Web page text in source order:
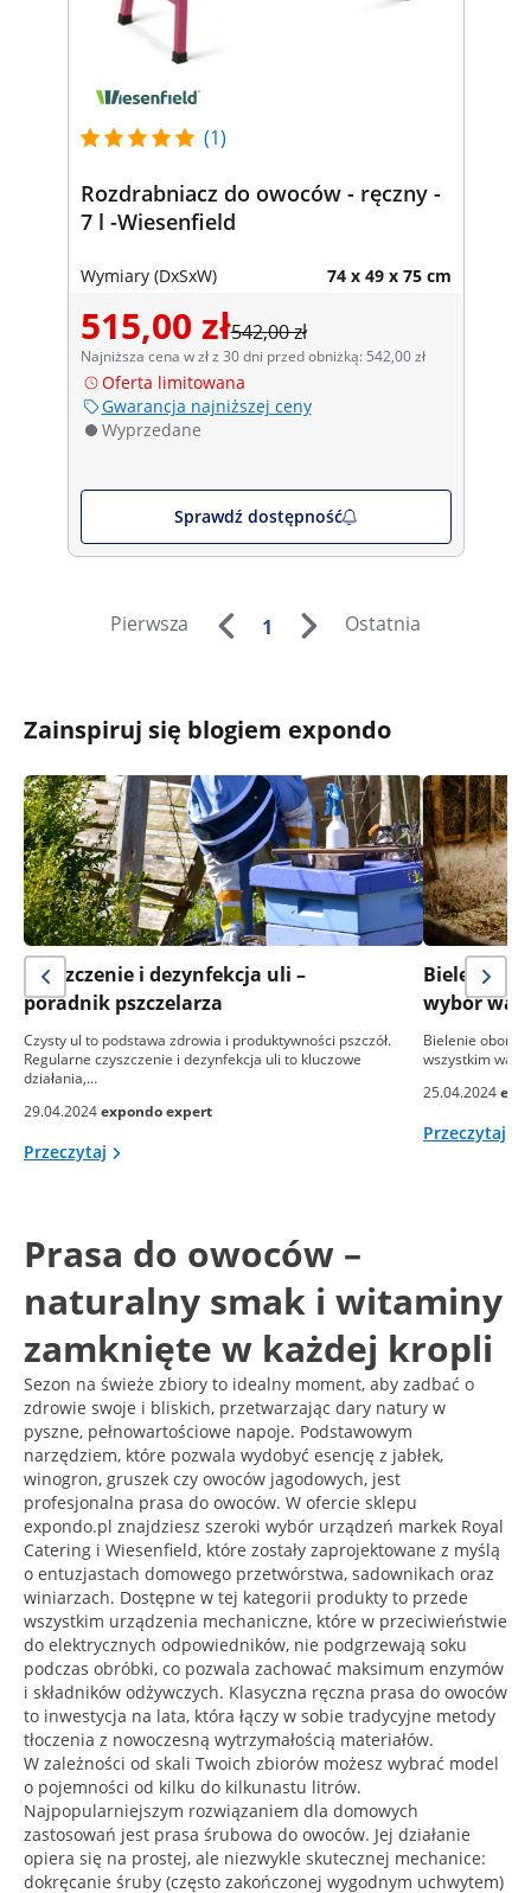
(1)
Rozdrabniacz do owoców - ręczny -
7 l -Wiesenfield
Wymiary (DxSxW) 74 x 49 x 75 cm
515,00 zł542,00 zł
Najniższa cena w zł z 30 dni przed obniżką: 542,00 zł
Oferta limitowana
Gwarancja najniższej ceny
Wyprzedane
Sprawdź dostępność
Pierwsza 1 Ostatnia
Zainspiruj się blogiem expondo
Czyszczenie i dezynfekcja uli –
poradnik pszczelarza
Czysty ul to podstawa zdrowia i produktywności pszczół.
Regularne czyszczenie i dezynfekcja uli to kluczowe
działania,…
29.04.2024expondo expert
Przeczytaj
Bielenie
wybór
Bielenie obory
wszystkim
25.04.2024
Przeczytaj
Prasa do owoców –
naturalny smak i witaminy
zamknięte w każdej kropli
Sezon na świeże zbiory to idealny moment, aby zadbać o
zdrowie swoje i bliskich, przetwarzając dary natury w
pyszne, pełnowartościowe napoje. Podstawowym
narzędziem, które pozwala wydobyć esencję z jabłek,
winogron, gruszek czy owoców jagodowych, jest
profesjonalna prasa do owoców. W ofercie sklepu
expondo.pl znajdziesz szeroki wybór urządzeń markek Royal
Catering i Wiesenfield, które zostały zaprojektowane z myślą
o entuzjastach domowego przetwórstwa, sadownikach oraz
winiarzach. Dostępne w tej kategorii produkty to przede
wszystkim urządzenia mechaniczne, które w przeciwieństwie
do elektrycznych odpowiedników, nie podgrzewają soku
podczas obróbki, co pozwala zachować maksimum enzymów
i składników odżywczych. Klasyczna ręczna prasa do owoców
to inwestycja na lata, która łączy w sobie tradycyjne metody
tłoczenia z nowoczesną wytrzymałością materiałów.
W zależności od skali Twoich zbiorów możesz wybrać model
o pojemności od kilku do kilkunastu litrów.
Najpopularniejszym rozwiązaniem dla domowych
zastosowań jest prasa śrubowa do owoców. Jej działanie
opiera się na prostej, ale niezwykle skutecznej mechanice:
dokręcanie śruby (często zakończonej wygodnym uchwytem)